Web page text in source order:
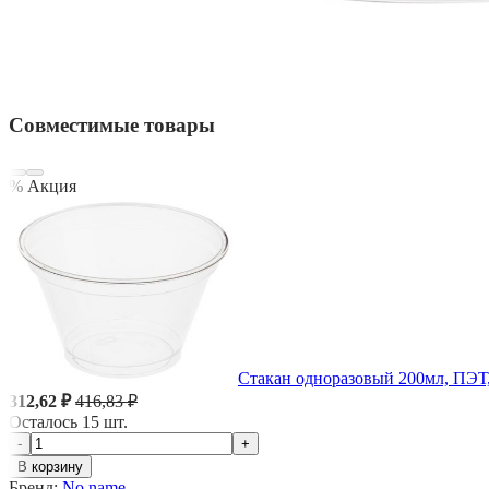
Совместимые товары
% Акция
Стакан одноразовый 200мл,
312,62 ₽416,83 ₽
Осталось 15 шт.
-
+
В корзину